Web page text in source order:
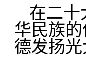
在二十
华民族
德发扬光